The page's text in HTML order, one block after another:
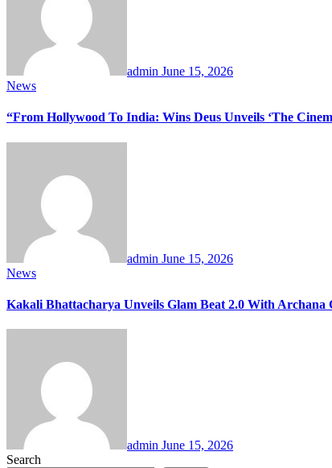
admin June 15, 2026
News
“From Hollywood To India: Wins Deus Unveils ‘The
admin June 15, 2026
News
Kakali Bhattacharya Unveils Glam Beat 2.0 With
admin June 15, 2026
Search